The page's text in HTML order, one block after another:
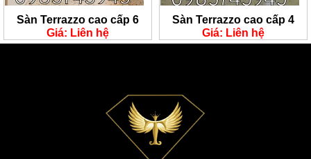
Sàn Terrazzo cao cấp 6
Giá: Liên hệ
Sàn Terrazzo cao cấp 4
Giá: Liên hệ